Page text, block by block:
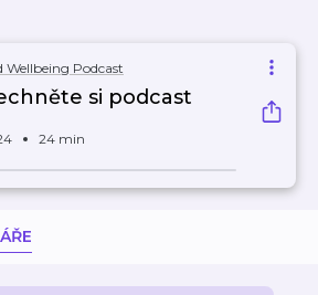
Wellbeing Podcast
si podcast
24 min